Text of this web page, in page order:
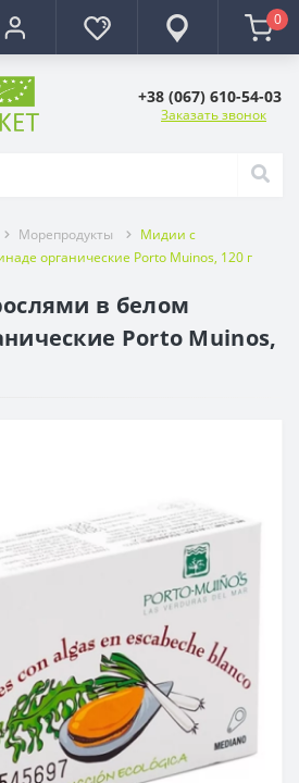
0
+38 (067) 610-54-03
Заказать звонок
Морепродукты
Мидии с
органические Porto Muinos, 120 г
в белом
Porto Muinos,